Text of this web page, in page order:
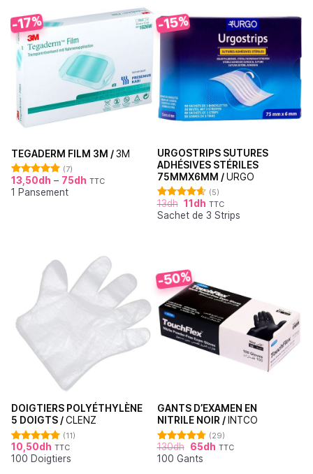
-17%
TEGADERM FILM 3M /3M
Note5.00
sur 5
(7)
13,50dh – 75dh TTC
1 Pansement
-15%
URGOSTRIPS SUTURES
ADHÉSIVES STÉRILES
75MMX6MM /URGO
Note
4.60
sur 5
(5)
13dh 11 dh TTC
Sachet de 3 Strips
DOIGTIERS POLYÉTHYLÈNE
5 DOIGTS /CLENZ
Note5.00
sur 5
(11)
10,50dh TTC
100 Doigtiers
-50%
GANTS D’EXAMEN EN
NITRILE NOIR / INTCO
Note4.76
sur 5
(29)
130dh 65dh TTC
100 Gants